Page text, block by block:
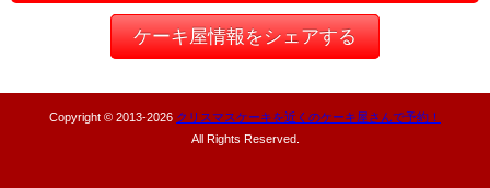
ケーキ屋情報をシェアする
Copyright © 2013-2026 クリスマスケーキを近くのケーキ屋さんで予約！
All Rights Reserved.